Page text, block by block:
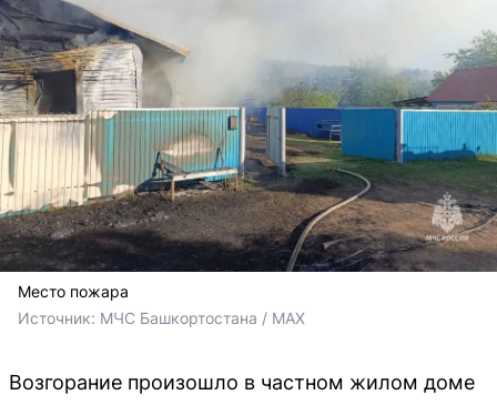
Место пожара
Источник: МЧС Башкортостана / MAX
Возгорание произошло в частном жилом доме